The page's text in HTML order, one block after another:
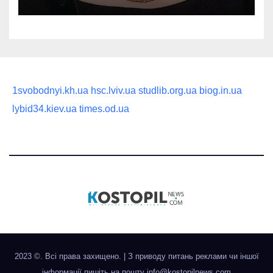
1svobodnyi.kh.ua hsc.lviv.ua studlib.org.ua biog.in.ua
lybid34.kiev.ua times.od.ua
2023 ©. Всі права захищено.
З приводу питань реклами чи іншої